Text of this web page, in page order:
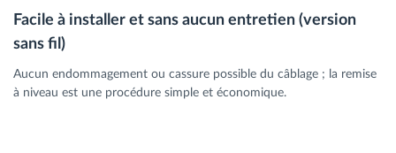
Facile à installer et sans aucun entretien (version
sans fil)
Aucun endommagement ou cassure possible du câblage ; la remise
à niveau est une procédure simple et économique.